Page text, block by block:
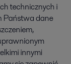
technicznych i
Państwa dane
innymi